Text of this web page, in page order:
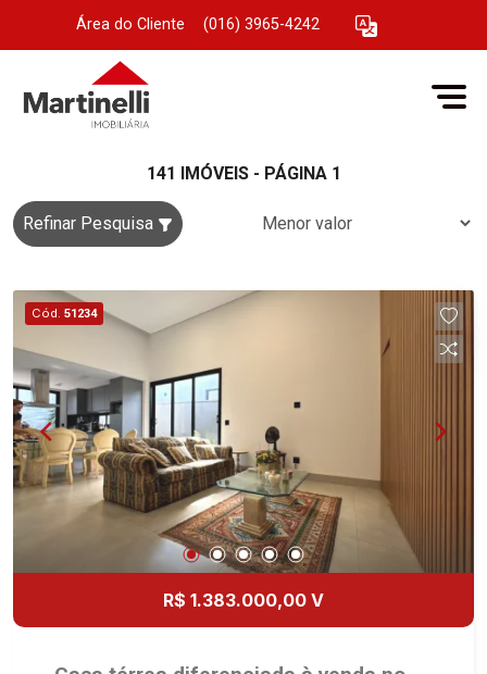
Área do Cliente (016) 3965-4242
141 IMÓVEIS - PÁGINA 1
Refinar Pesquisa
Cód. 51234
R$ 1.383.000,00 V